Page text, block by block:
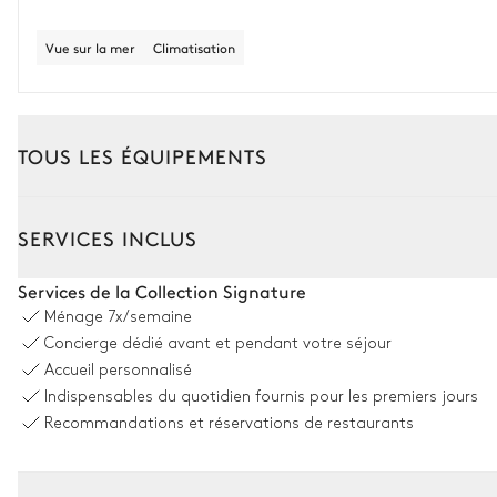
Vue sur la mer Climatisation
TOUS LES ÉQUIPEMENTS
Table
Piscine
SERVICES INCLUS
Services de la Collection Signature
Ménage 7x/semaine
Concierge dédié avant et pendant votre séjour
Accueil personnalisé
Indispensables du quotidien fournis pour les premiers jours
Recommandations et réservations de restaurants